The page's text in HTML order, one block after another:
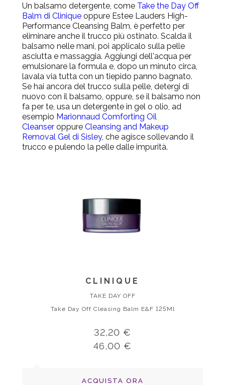
Un balsamo detergente, come Take the Day Off
Balm di Clinique oppure Estee Lauders High-
Performance Cleansing Balm, è perfetto per
eliminare anche il trucco più ostinato. Scalda il
balsamo nelle mani, poi applicalo sulla pelle
asciutta e massaggia. Aggiungi dell'acqua per
emulsionare la formula e, dopo un minuto circa,
lavala via tutta con un tiepido panno bagnato.
Se hai ancora del trucco sulla pelle, detergi di
nuovo con il balsamo, oppure, se il balsamo non
fa per te, usa un detergente in gel o olio, ad
esempio Marionnaud Comforting Oil
Cleanser oppure Cleansing and Makeup
Removal Gel di Sisley, che agisce sollevando il
trucco e pulendo la pelle dalle impurità.
CLINIQUE
TAKE DAY OFF
Take Day Off Cleasing Balm E&F 125Ml
32,20 €
46,00 €
ACQUISTA ORA